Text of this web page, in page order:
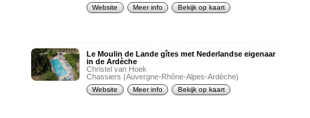
Website Meer info Bekijk op kaart
Le Moulin de Lande gîtes met Nederlandse eigenaar
in de Ardèche
Christel van Hoek
Chassiers (Auvergne-Rhône-Alpes-Ardèche)
Website Meer info Bekijk op kaart